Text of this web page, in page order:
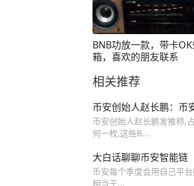
BNB功放一款，带卡
箱，喜欢的朋友联系
相关推荐
币安创始人赵长鹏：币
币安创始人赵长鹏发推称,
何一枚,这些B...
大白话聊聊币安智能链
币安每个季度会用自己平
相当于...